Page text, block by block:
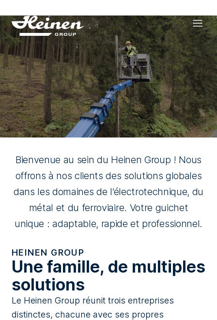
Bienvenue au sein du Heinen Group ! Nous
offrons à nos clients des solutions globales
dans les domaines de l’électrotechnique, du
métal et du ferroviaire. Votre guichet
unique : adaptable, rapide et professionnel.
HEINEN GROUP
Une famille, de multiples
solutions
Le Heinen Group réunit trois entreprises
distinctes, chacune avec ses propres